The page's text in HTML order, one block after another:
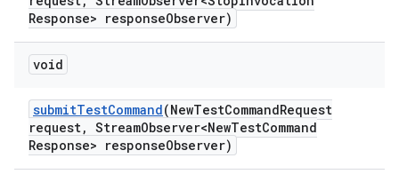
Response> responseObserver)
void
submitTestCommand(NewTestCommandRequest
request, StreamObserver<NewTestCommand
Response> responseObserver)